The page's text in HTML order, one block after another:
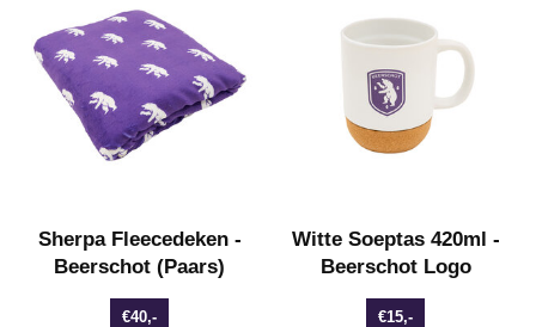
Sherpa Fleecedeken -
Beerschot (Paars)
€40,-
Witte Soeptas 420ml -
Beerschot Logo
€15,-